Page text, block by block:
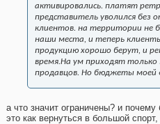
активировались. платят
представитель уволился без
клиентов. на территории не
наши места, и теперь
продукцию хорошо берут, и
время.На ум приходят только
продавцов. Но бюджеты моей
а что значит ограничены? и
это как вернуться в большой